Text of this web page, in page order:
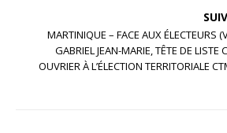
MARTINIQUE – FACE AUX ÉLECTEURS
GABRIEL JEAN-MARIE, TÊTE DE LISTE
OUVRIER À L’ÉLECTION TERRITORIALE